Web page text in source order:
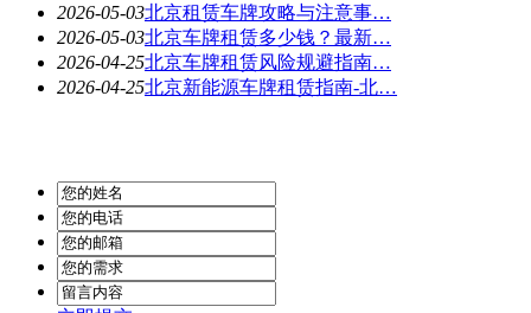
2026-05-03北京租赁车牌攻略与注意事…
2026-05-03北京车牌租赁多少钱？最新…
2026-04-25北京车牌租赁风险规避指南…
2026-04-25北京新能源车牌租赁指南-北…